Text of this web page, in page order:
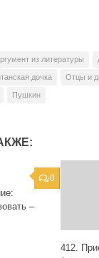
из литературы
дочка Отцы и
Пушкин
0
–
412.